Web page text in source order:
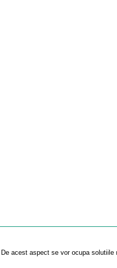
acest aspect se vor ocupa solutiile